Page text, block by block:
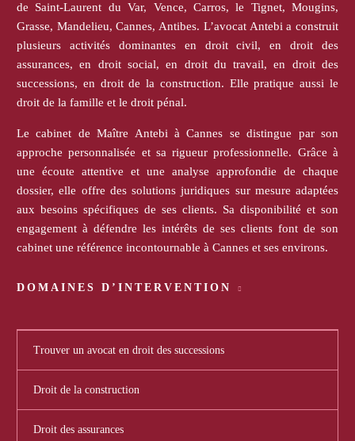
de Saint-Laurent du Var, Vence, Carros, le Tignet, Mougins,
Grasse, Mandelieu, Cannes, Antibes. L’avocat Antebi a construit
plusieurs activités dominantes en droit civil, en droit des
assurances, en droit social, en droit du travail, en droit des
successions, en droit de la construction. Elle pratique aussi le
droit de la famille et le droit pénal.
Le cabinet de Maître Antebi à Cannes se distingue par son
approche personnalisée et sa rigueur professionnelle. Grâce à
une écoute attentive et une analyse approfondie de chaque
dossier, elle offre des solutions juridiques sur mesure adaptées
aux besoins spécifiques de ses clients. Sa disponibilité et son
engagement à défendre les intérêts de ses clients font de son
cabinet une référence incontournable à Cannes et ses environs.
DOMAINES D’INTERVENTION
Trouver un avocat en droit des successions
Droit de la construction
Droit des assurances